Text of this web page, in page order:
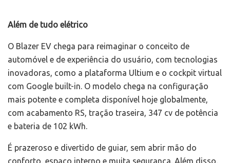
Além de tudo elétrico
O Blazer EV chega para reimaginar o conceito de
automóvel e de experiência do usuário, com tecnologias
inovadoras, como a plataforma Ultium e o cockpit virtual
com Google built-in. O modelo chega na configuração
mais potente e completa disponível hoje globalmente,
com acabamento RS, tração traseira, 347 cv de potência
e bateria de 102 kWh.
É prazeroso e divertido de guiar, sem abrir mão do
conforto, espaço interno e muita segurança. Além disso,